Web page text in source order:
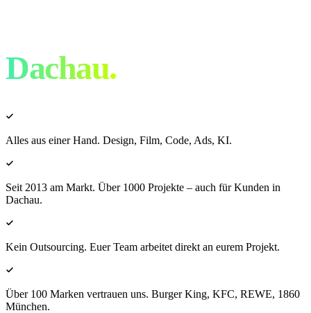
Dachau.
Alles aus einer Hand. Design, Film, Code, Ads, KI.
Seit 2013 am Markt. Über 1000 Projekte – auch für Kunden in
Dachau.
Kein Outsourcing. Euer Team arbeitet direkt an eurem Projekt.
Über 100 Marken vertrauen uns. Burger King, KFC, REWE, 1860
München.